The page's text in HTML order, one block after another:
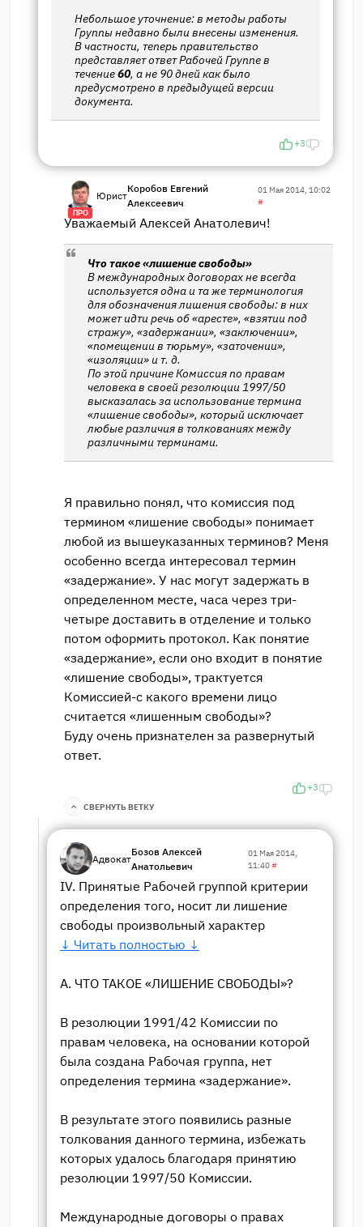
Небольшое уточнение: в методы работы
Группы недавно были внесены изменения.
В частности, теперь правительство
представляет ответ Рабочей Группе в
течение60, а не 90 дней как было
предусмотрено в предыдущей версии
документа.
+3
ПРО
Юрист
Коробов Евгений
Алексеевич
01 Мая 2014, 10:02
#
Уважаемый Алексей Анатолевич!
Что такое «лишение свободы»
В международных договорах не всегда
используется одна и та же терминология
для обозначения лишения свободы: в них
может идти речь об «аресте», «взятии под
стражу», «задержании», «заключении»,
«помещении в тюрьму», «заточении»,
«изоляции» и т. д.
По этой причине Комиссия по правам
человека в своей резолюции 1997/50
высказалась за использование термина
«лишение свободы», который исключает
любые различия в толкованиях между
различными терминами.
Я правильно понял, что комиссия под
термином «лишение свободы» понимает
любой из вышеуказанных терминов? Меня
особенно всегда интересовал термин
«задержание». У нас могут задержать в
определенном месте, часа через три-
четыре доставить в отделение и только
потом оформить протокол. Как понятие
«задержание», если оно входит в понятие
«лишение свободы», трактуется
Комиссией-с какого времени лицо
считается «лишенным свободы»?
Буду очень признателен за развернутый
ответ.
+3
СВЕРНУТЬ ВЕТКУ
Адвокат
Бозов Алексей
Анатольевич
01 Мая 2014,
11:40#
IV. Принятые Рабочей группой критерии
определения того, носит ли лишение
свободы произвольный характер
↓ Читать полностью ↓
A. ЧТО ТАКОЕ «ЛИШЕНИЕ СВОБОДЫ»?
В резолюции 1991/42 Комиссии по
правам человека, на основании которой
была создана Рабочая группа, нет
определения термина «задержание».
В результате этого появились разные
толкования данного термина, избежать
которых удалось благодаря принятию
резолюции 1997/50 Комиссии.
Международные договоры о правах